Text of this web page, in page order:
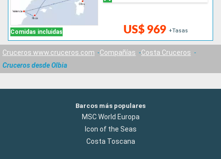
Comidas incluidas US$ 969 +Tasas
Cruceros www.cruceros.com Compañías
Costa Cruceros
Cruceros desde Olbia
Barcos más populares
MSC World Europa
Icon of the Seas
Costa Toscana